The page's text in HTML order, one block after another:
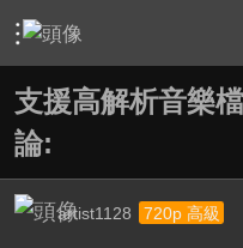
› 家庭劇院 › 擴大機討論區
支援高解析音樂
論:
artist1128 720p 高級